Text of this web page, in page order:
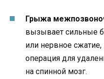
Грыжа
вызывает сильные
или нервное
операция для
на спинной мозг.